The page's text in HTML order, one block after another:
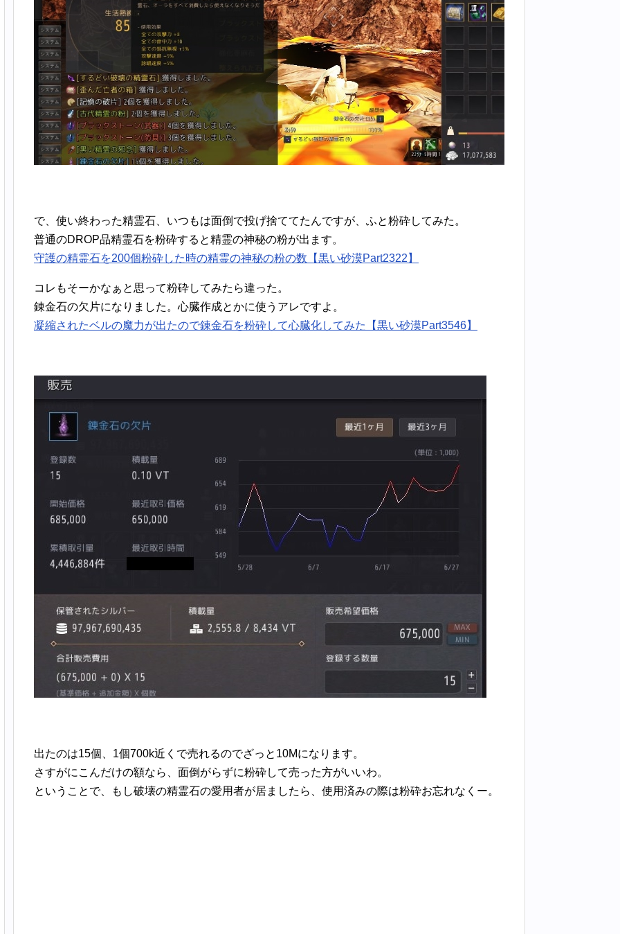
で、使い終わった精霊石、いつもは面倒で投げ捨ててたんですが、ふと粉砕してみた。
普通のDROP品精霊石を粉砕すると精霊の神秘の粉が出ます。
守護の精霊石を200個粉砕した時の精霊の神秘の粉の数【黒い砂漠Part2322】
コレもそーかなぁと思って粉砕してみたら違った。
錬金石の欠片になりました。心臓作成とかに使うアレですよ。
凝縮されたベルの魔力が出たので錬金石を粉砕して心臓化してみた【黒い砂漠Part3546】
出たのは15個、1個700k近くで売れるのでざっと10Mになります。
さすがにこんだけの額なら、面倒がらずに粉砕して売った方がいいわ。
ということで、もし破壊の精霊石の愛用者が居ましたら、使用済みの際は粉砕お忘れなくー。